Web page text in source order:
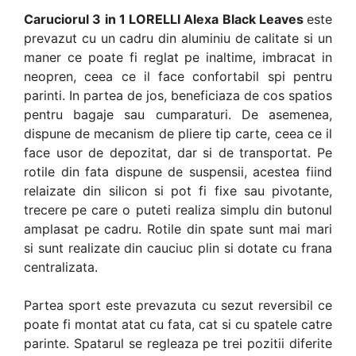
Caruciorul 3 in 1 LORELLI Alexa Black Leaves este
prevazut cu un cadru din aluminiu de calitate si un
maner ce poate fi reglat pe inaltime, imbracat in
neopren, ceea ce il face confortabil spi pentru
parinti. In partea de jos, beneficiaza de cos spatios
pentru bagaje sau cumparaturi. De asemenea,
dispune de mecanism de pliere tip carte, ceea ce il
face usor de depozitat, dar si de transportat. Pe
rotile din fata dispune de suspensii, acestea fiind
relaizate din silicon si pot fi fixe sau pivotante,
trecere pe care o puteti realiza simplu din butonul
amplasat pe cadru. Rotile din spate sunt mai mari
si sunt realizate din cauciuc plin si dotate cu frana
centralizata.
Partea sport este prevazuta cu sezut reversibil ce
poate fi montat atat cu fata, cat si cu spatele catre
parinte. Spatarul se regleaza pe trei pozitii diferite